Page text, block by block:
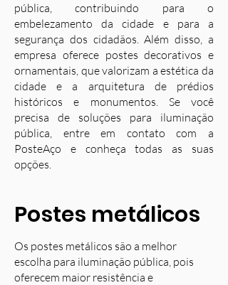
pública, contribuindo para o
embelezamento da cidade e para a
segurança dos cidadãos. Além disso, a
empresa oferece postes decorativos e
ornamentais, que valorizam a estética da
cidade e a arquitetura de prédios
históricos e monumentos. Se você
precisa de soluções para iluminação
pública, entre em contato com a
PosteAço e conheça todas as suas
opções.
Postes metálicos
Os postes metálicos são a melhor
escolha para iluminação pública, pois
oferecem maior resistência e